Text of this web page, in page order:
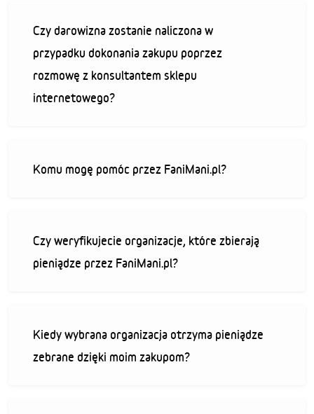
Czy darowizna zostanie naliczona w
przypadku dokonania zakupu poprzez
rozmowę z konsultantem sklepu
internetowego?
Komu mogę pomóc przez FaniMani.pl?
Czy weryfikujecie organizacje, które zbierają
pieniądze przez FaniMani.pl?
Kiedy wybrana organizacja otrzyma pieniądze
zebrane dzięki moim zakupom?